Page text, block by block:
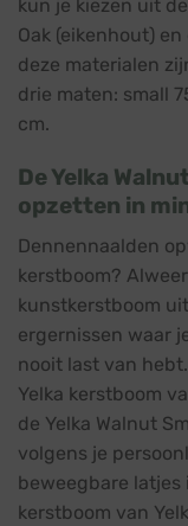
kun je kiezen uit
Oak (eikenhout)
deze materialen
drie maten: small
cm.
De Yelka
opzetten in
Dennennaalden
kerstboom?
kunstkerstboom
ergernissen waar
nooit last van
Yelka kerstboom
de Yelka Walnut
volgens je
beweegbare
kerstboom van